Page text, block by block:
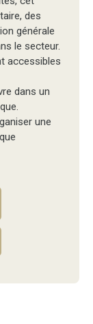
des
générale
le secteur.
accessibles
dans un
une